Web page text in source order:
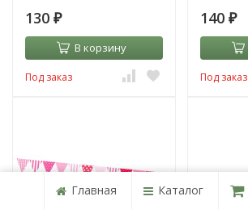
130 ₽
В корзину
Под заказ
140 ₽
Под заказ
Главная Каталог